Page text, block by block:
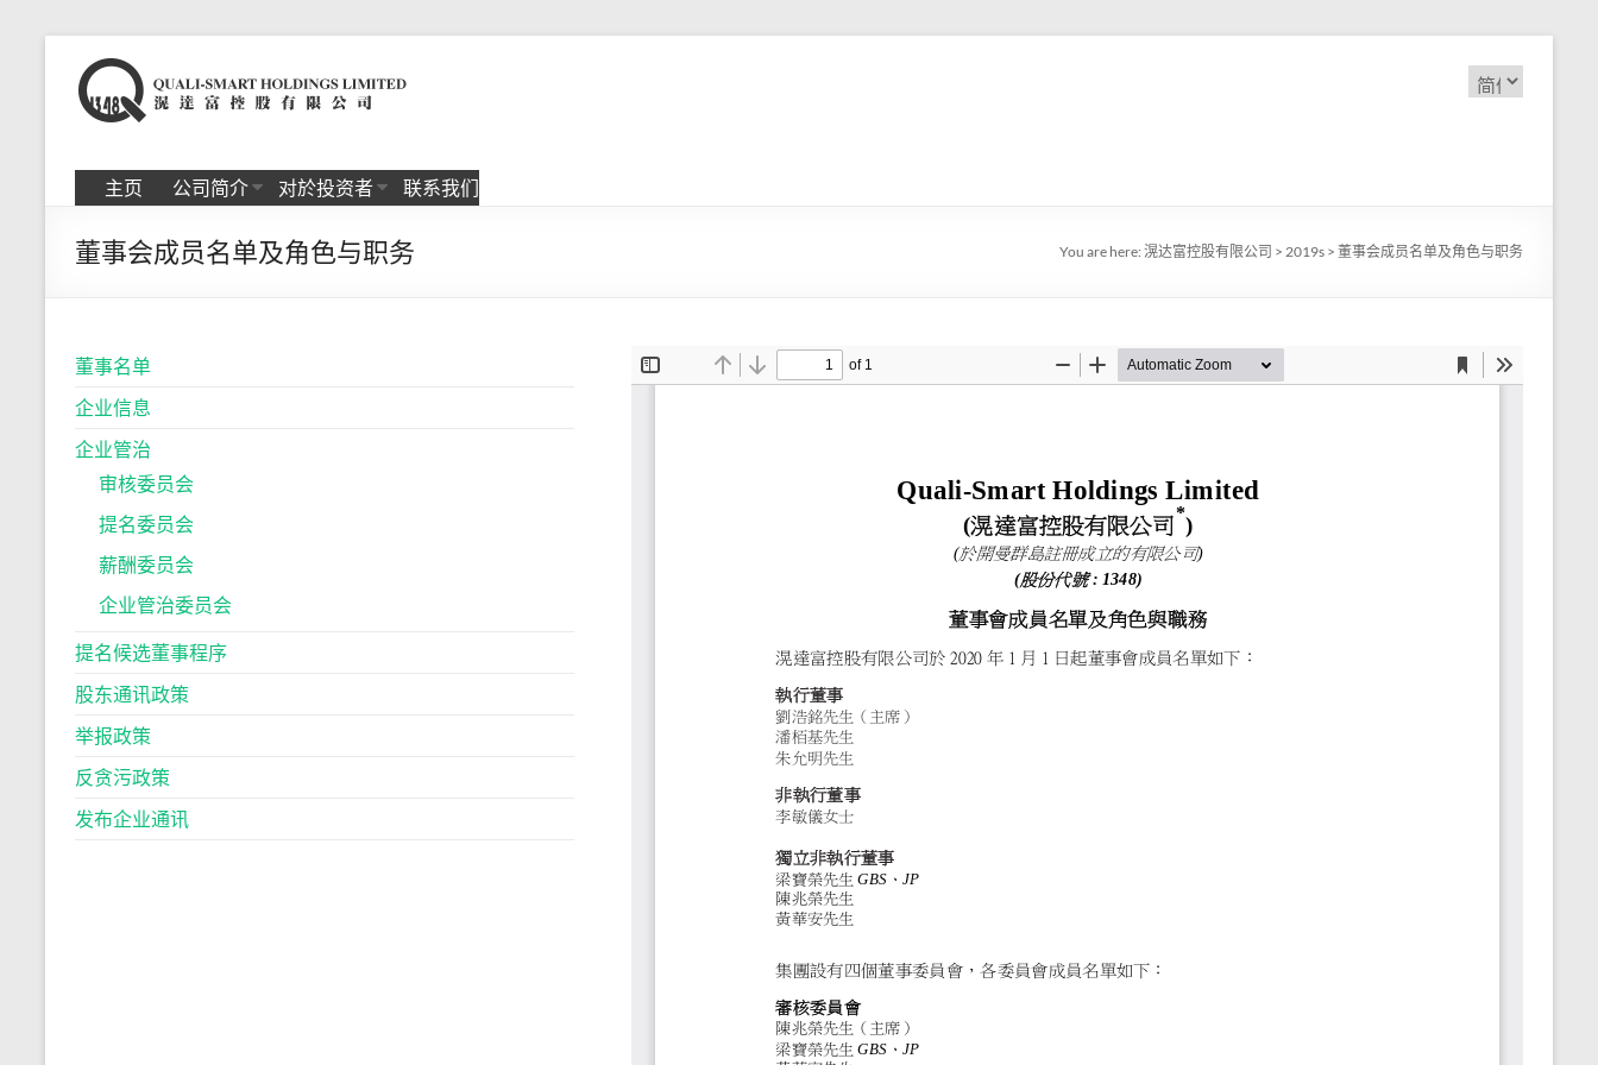
content
滉
达
富
控
股
限
公
司
选
择
主页
公司简介 对於投资者 联系我们
董事会成员名单及角色与职务 You are here: 滉达富控股有限公司 > 2019s > 董事会成员名单及角色与职务
董事名单
企业信息
企业管治
审核委员会
提名委员会
薪酬委员会
企业管治委员会
提名候选董事程序
股东通讯政策
举报政策
反贪污政策
发布企业通讯